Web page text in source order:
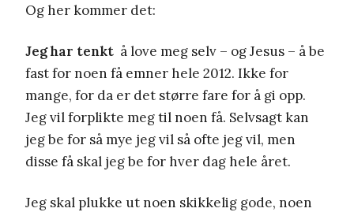
Og her kommer det:
Jeg har tenkt å love meg selv – og Jesus – å be
fast for noen få emner hele 2012. Ikke for
mange, for da er det større fare for å gi opp.
Jeg vil forplikte meg til noen få. Selvsagt kan
jeg be for så mye jeg vil så ofte jeg vil, men
disse få skal jeg be for hver dag hele året.
Jeg skal plukke ut noen skikkelig gode, noen